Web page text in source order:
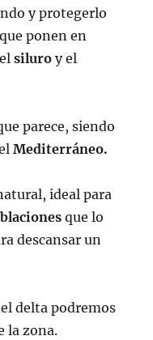
y protegerlo
ponen en
elsiluro y el
parece, siendo
Mediterráneo.
ideal para
que lo
descansar un
delta podremos
la zona.